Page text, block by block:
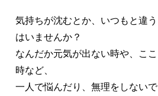
気持ちが沈むとか、いつもと違
はいませんか？
なんだか元気が出ない時や、こ
時など、
一人で悩んだり、無理をしない